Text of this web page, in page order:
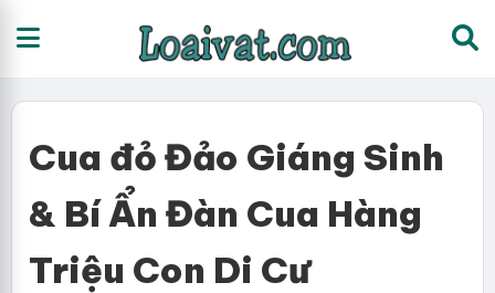
Cua đỏ Đảo Giáng Sinh
& Bí Ẩn Đàn Cua Hàng
Triệu Con Di Cư